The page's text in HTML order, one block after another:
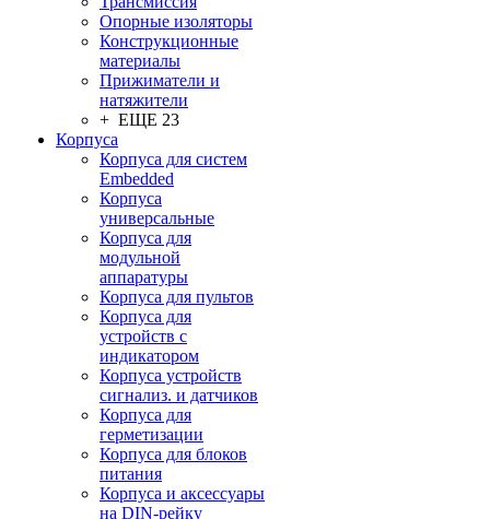
Опорные изоляторы
Конструкционные
материалы
Прижиматели и
натяжители
+ ЕЩЕ 23
Корпуса
Корпуса для систем
Embedded
Корпуса
универсальные
Корпуса для
модульной
аппаратуры
Корпуса для пультов
Корпуса для
устройств с
индикатором
Корпуса устройств
сигнализ. и датчиков
Корпуса для
герметизации
Корпуса для блоков
питания
Корпуса и аксессуары
на DIN-рейку